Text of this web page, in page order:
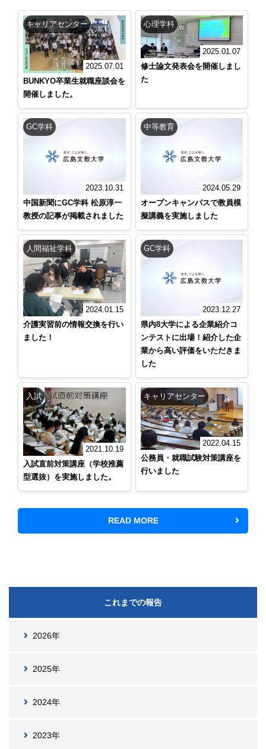
キャリアセンター
2025.07.01
BUNKYO卒業生就職座談会を
開催しました。
心理学科
2025.01.07
修士論文発表会を開催しまし
た
GC学科
2023.10.31
中国新聞にGC学科 松原淳一
教授の記事が掲載されました
中等教育
2024.05.29
オープンキャンパスで教員模
擬講義を実施しました
人間福祉学科
2024.01.15
介護実習前の情報交換を行い
ました！
GC学科
2023.12.27
県内8大学による企業紹介コ
ンテストに出場！紹介した企
業から高い評価をいただきま
した
入試
2021.10.19
入試直前対策講座（学校推薦
型選抜）を実施しました。
キャリアセンター
2022.04.15
公務員・就職試験対策講座を
行いました
READ MORE
これまでの報告
2026年
2025年
2024年
2023年